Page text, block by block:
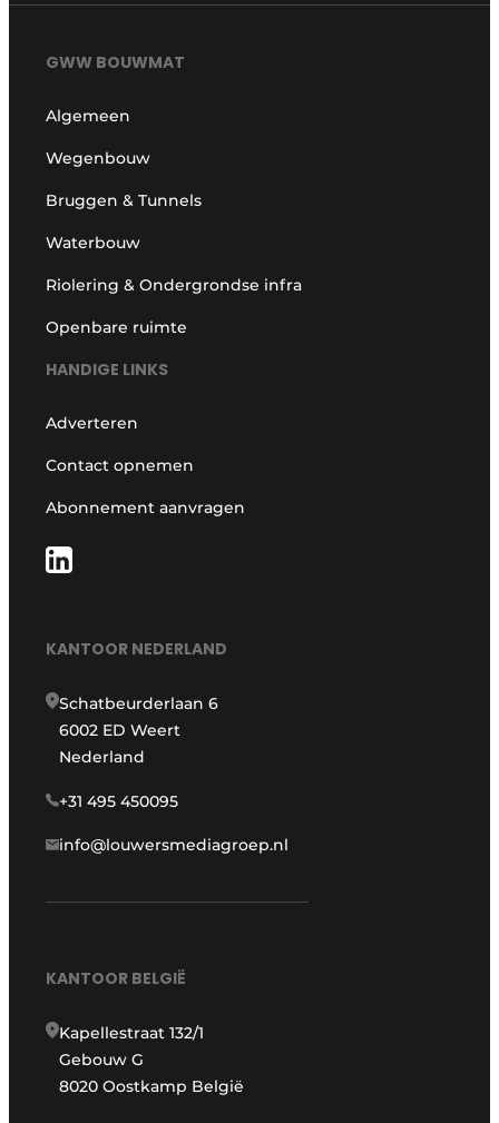
GWW BOUWMAT
Algemeen
Wegenbouw
Bruggen & Tunnels
Waterbouw
Riolering & Ondergrondse infra
Openbare ruimte
HANDIGE LINKS
Adverteren
Contact opnemen
Abonnement aanvragen
KANTOOR NEDERLAND
Schatbeurderlaan 6
6002 ED Weert
Nederland
+31 495 450095
info@louwersmediagroep.nl
KANTOOR BELGIË
Kapellestraat 132/1
Gebouw G
8020 Oostkamp België